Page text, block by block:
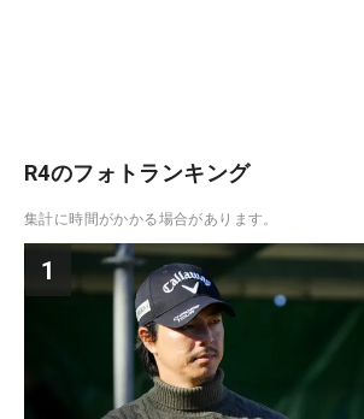
R4のフォトランキング
集計に時間がかかる場合があります。
1